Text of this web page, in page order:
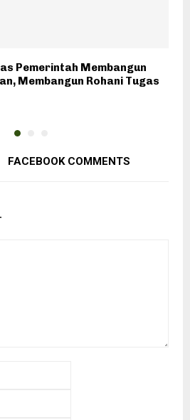
Pemerintah Membangun
Membangun Rohani Tugas
FACEBOOK COMMENTS